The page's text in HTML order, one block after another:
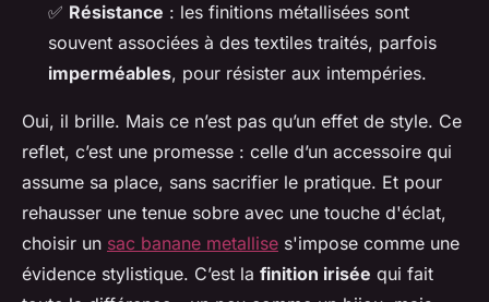
✅ Résistance : les finitions métallisées sont
souvent associées à des textiles traités, parfois
imperméables, pour résister aux intempéries.
Oui, il brille. Mais ce n’est pas qu’un effet de style. Ce
reflet, c’est une promesse : celle d’un accessoire qui
assume sa place, sans sacrifier le pratique. Et pour
rehausser une tenue sobre avec une touche d'éclat,
choisir un sac banane metallise s'impose comme une
évidence stylistique. C’est la finition irisée qui fait